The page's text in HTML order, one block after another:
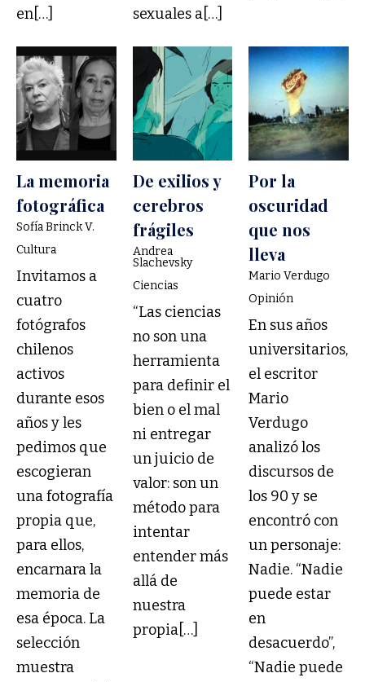
en[…]
sexuales a[…]
La memoria
fotográfica
Sofía Brinck V.
Cultura
Invitamos a
cuatro
fotógrafos
chilenos
activos
durante esos
años y les
pedimos que
escogieran
una fotografía
propia que,
para ellos,
encarnara la
memoria de
esa época. La
selección
muestra
De exilios y
cerebros
frágiles
Andrea
Slachevsky
Ciencias
“Las ciencias
no son una
herramienta
para definir el
bien o el mal
ni entregar
un juicio de
valor: son un
método para
intentar
entender más
allá de
nuestra
propia[…]
Por la
oscuridad
que nos
lleva
Mario Verdugo
Opinión
En sus años
universitarios,
el escritor
Mario
Verdugo
analizó los
discursos de
los 90 y se
encontró con
un personaje:
Nadie. “Nadie
puede estar
en
desacuerdo”,
“Nadie puede